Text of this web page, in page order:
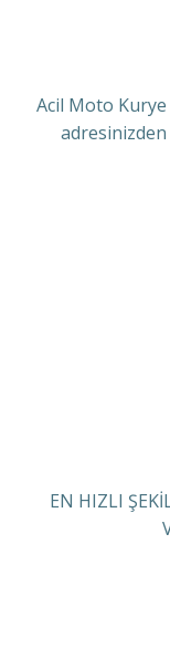
Acil Moto
EN HIZLI